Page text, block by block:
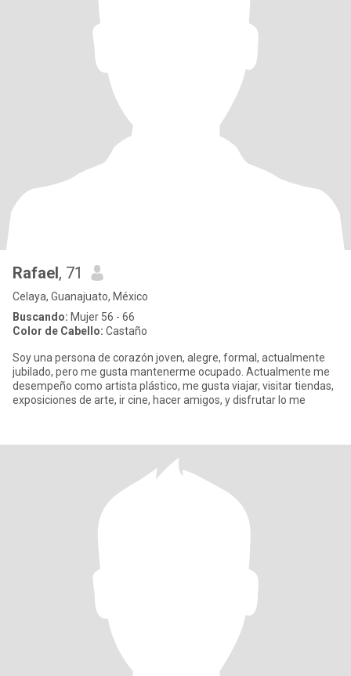
Rafael, 71
Celaya, Guanajuato, México
Buscando: Mujer 56 - 66
Color de Cabello: Castaño
Soy una persona de corazón joven, alegre, formal, actualmente
jubilado, pero me gusta mantenerme ocupado. Actualmente me
desempeño como artista plástico, me gusta viajar, visitar tiendas,
exposiciones de arte, ir cine, hacer amigos, y disfrutar lo me